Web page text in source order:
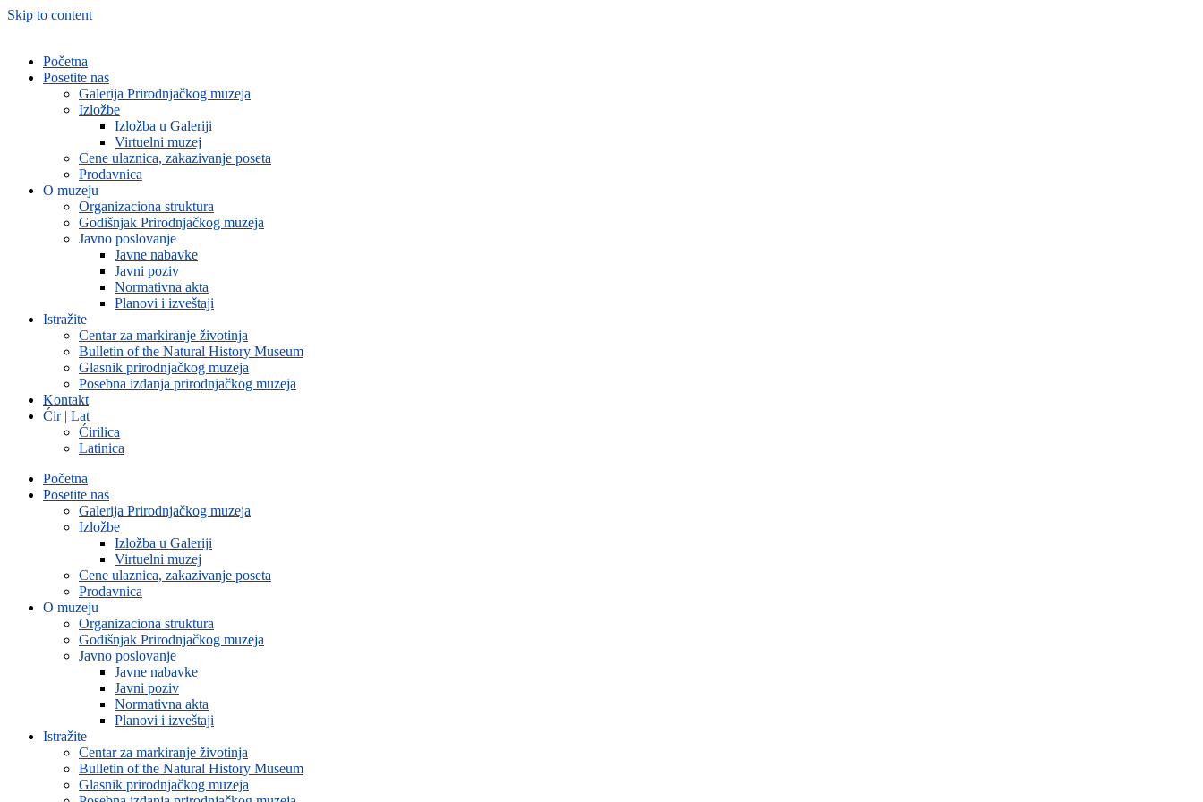
Skip to content
Početna
Posetite nas
Galerija Prirodnjačkog muzeja
Izložbe
Izložba u Galeriji
Virtuelni muzej
Cene ulaznica, zakazivanje poseta
Prodavnica
O muzeju
Organizaciona struktura
Godišnjak Prirodnjačkog muzeja
Javno poslovanje
Javne nabavke
Javni poziv
Normativna akta
Planovi i izveštaji
Istražite
Centar za markiranje životinja
Bulletin of the Natural History Museum
Glasnik prirodnjačkog muzeja
Posebna izdanja prirodnjačkog muzeja
Kontakt
Ćir | Lat
Ćirilica
Latinica
Početna
Posetite nas
Galerija Prirodnjačkog muzeja
Izložbe
Izložba u Galeriji
Virtuelni muzej
Cene ulaznica, zakazivanje poseta
Prodavnica
O muzeju
Organizaciona struktura
Godišnjak Prirodnjačkog muzeja
Javno poslovanje
Javne nabavke
Javni poziv
Normativna akta
Planovi i izveštaji
Istražite
Centar za markiranje životinja
Bulletin of the Natural History Museum
Glasnik prirodnjačkog muzeja